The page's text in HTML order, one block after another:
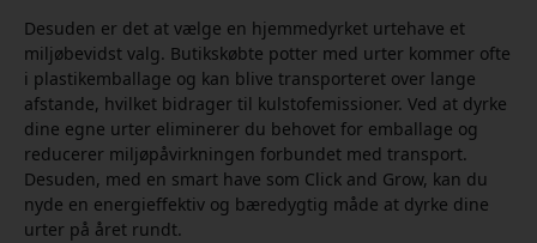
Desuden er det at vælge en hjemmedyrket urtehave et
miljøbevidst valg. Butikskøbte potter med urter kommer ofte
i plastikemballage og kan blive transporteret over lange
afstande, hvilket bidrager til kulstofemissioner. Ved at dyrke
dine egne urter eliminerer du behovet for emballage og
reducerer miljøpåvirkningen forbundet med transport.
Desuden, med en smart have som Click and Grow, kan du
nyde en energieffektiv og bæredygtig måde at dyrke dine
urter på året rundt.